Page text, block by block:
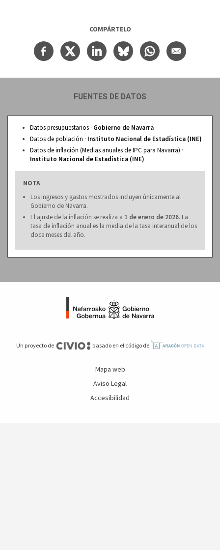
COMPÁRTELO
FUENTES DE DATOS
Datos presupuestarios · Gobierno de Navarra
Datos de población · Instituto Nacional de Estadística (INE)
Datos de inflación (Medias anuales de IPC para Navarra) ·
Instituto Nacional de Estadística (INE)
NOTA
Los ingresos y gastos mostrados incluyen únicamente al
Gobierno de Navarra.
El ajuste de la inflación se realiza a 1 de enero de 2026. La
tasa de inflación anual es la media de la tasa interanual de los
doce meses del año.
Un proyecto de basado en el código de
Mapa web
Aviso Legal
Accesibilidad